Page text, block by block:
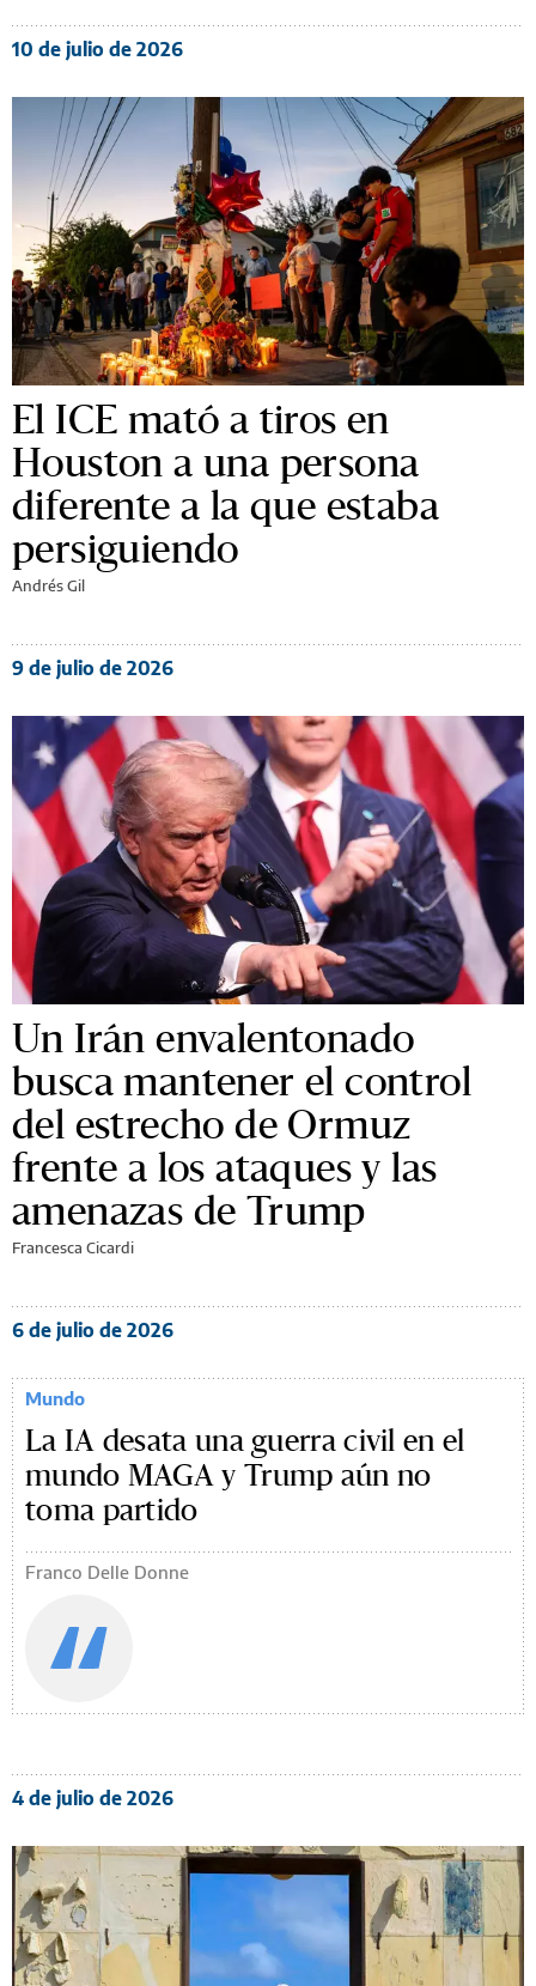
10 de julio de 2026
El ICE mató a tiros en
Houston a una persona
diferente a la que estaba
persiguiendo
Andrés Gil
9 de julio de 2026
Un Irán envalentonado
busca mantener el control
del estrecho de Ormuz
frente a los ataques y las
amenazas de Trump
Francesca Cicardi
6 de julio de 2026
Mundo
La IA desata una guerra civil en el
mundo MAGA y Trump aún no
toma partido
Franco Delle Donne
4 de julio de 2026